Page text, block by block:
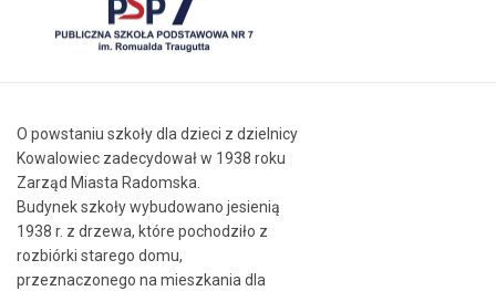
O powstaniu szkoły dla dzieci z dzielnicy
Kowalowiec zadecydował w 1938 roku
Zarząd Miasta Radomska.
Budynek szkoły wybudowano jesienią
1938 r. z drzewa, które pochodziło z
rozbiórki starego domu,
przeznaczonego na mieszkania dla